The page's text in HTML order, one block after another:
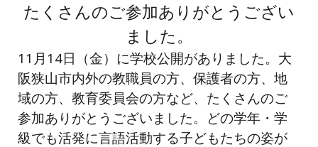
たくさんのご参加ありがとうござい
ました。
11月14日（金）に学校公開がありました。大
阪狭山市内外の教職員の方、保護者の方、地
域の方、教育委員会の方など、たくさんのご
参加ありがとうございました。どの学年・学
級でも活発に言語活動する子どもたちの姿が